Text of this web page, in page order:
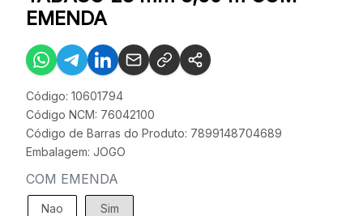
EMENDA
Código: 10601794
Código NCM: 76042100
Código de Barras do Produto: 7899148704689
Embalagem: JOGO
COM EMENDA
Nao Sim